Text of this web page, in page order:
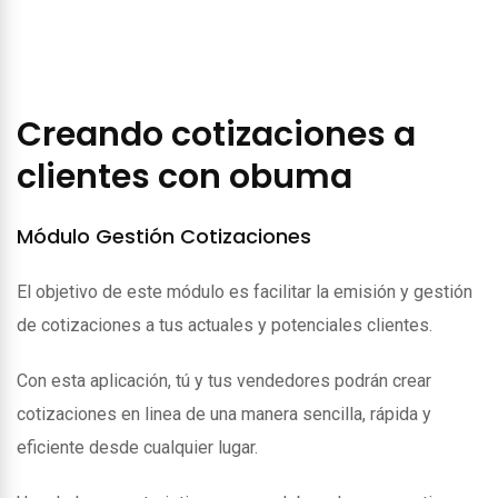
Creando cotizaciones a
clientes con obuma
Módulo Gestión Cotizaciones
El objetivo de este módulo es facilitar la emisión y gestión
de cotizaciones a tus actuales y potenciales clientes.
Con esta aplicación, tú y tus vendedores podrán crear
cotizaciones en linea de una manera sencilla, rápida y
eficiente desde cualquier lugar.